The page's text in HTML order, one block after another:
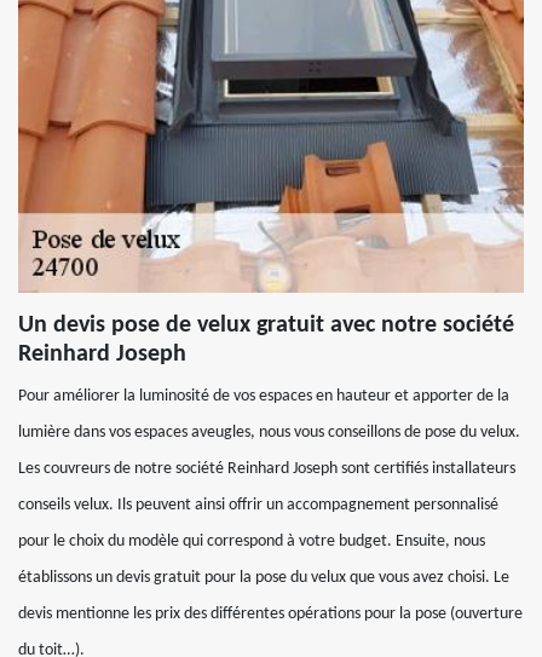
Un devis pose de velux gratuit avec notre société
Reinhard Joseph
Pour améliorer la luminosité de vos espaces en hauteur et apporter de la
lumière dans vos espaces aveugles, nous vous conseillons de pose du velux.
Les couvreurs de notre société Reinhard Joseph sont certifiés installateurs
conseils velux. Ils peuvent ainsi offrir un accompagnement personnalisé
pour le choix du modèle qui correspond à votre budget. Ensuite, nous
établissons un devis gratuit pour la pose du velux que vous avez choisi. Le
devis mentionne les prix des différentes opérations pour la pose (ouverture
du toit…).